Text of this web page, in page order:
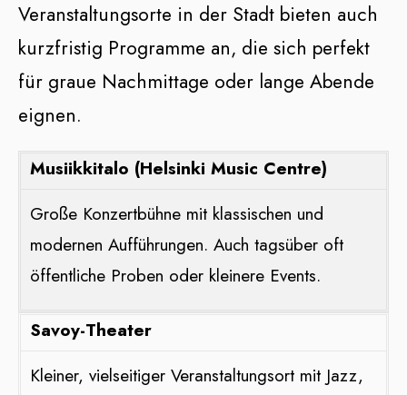
Veranstaltungsorte in der Stadt bieten auch
kurzfristig Programme an, die sich perfekt
für graue Nachmittage oder lange Abende
eignen.
Musiikkitalo (Helsinki Music Centre)
Große Konzertbühne mit klassischen und
modernen Aufführungen. Auch tagsüber oft
öffentliche Proben oder kleinere Events.
Savoy-Theater
Kleiner, vielseitiger Veranstaltungsort mit Jazz,